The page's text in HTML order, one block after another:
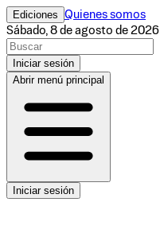
Ediciones Quienes somos
Sábado, 8 de agosto de 2026
Iniciar sesión
Abrir menú principal
Iniciar sesión